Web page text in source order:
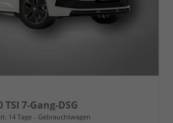
7-Gang-DSG
14 Tage Gebrauchtwagen